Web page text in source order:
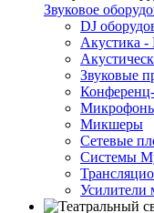
Звуковое
DJ
Акустика -
Звуковые
Микшеры
Сетевые
Системы
Усилители